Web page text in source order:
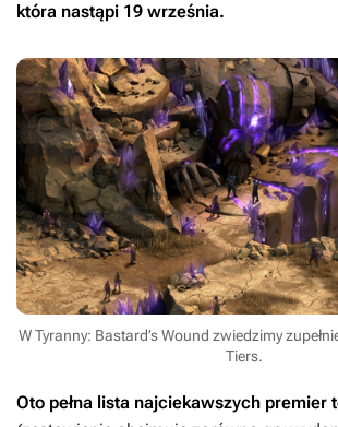
która nastąpi 19 września.
W Tyranny: Bastard’s Wound zwiedzimy
Tiers.
Oto pełna lista najciekawszych premier